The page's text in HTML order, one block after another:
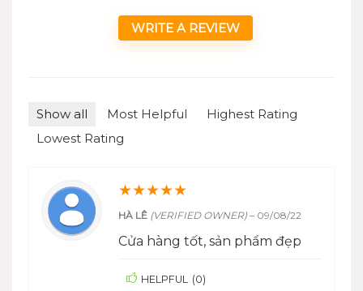
WRITE A REVIEW
Show all Most Helpful
Highest Rating
Lowest Rating
★★★★★
HÀ LÊ (VERIFIED OWNER) – 09/08/22
Cửa hàng tốt, sản phẩm đẹp
HELPFUL (0)